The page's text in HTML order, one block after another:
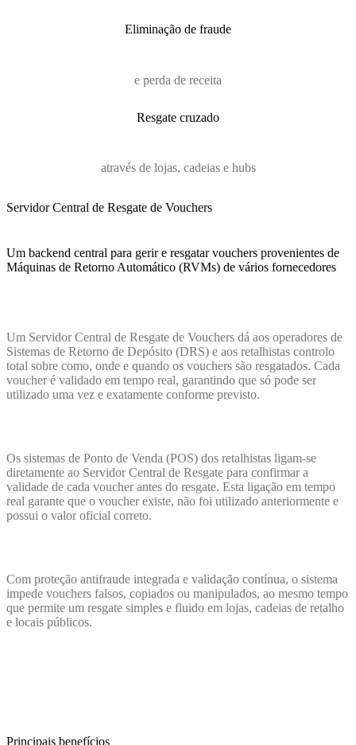
Eliminação de fraude
e perda de receita
Resgate cruzado
através de lojas, cadeias e hubs
Servidor Central de Resgate de Vouchers
Um backend central para gerir e resgatar vouchers provenientes de
Máquinas de Retorno Automático (RVMs) de vários fornecedores
Um Servidor Central de Resgate de Vouchers dá aos operadores de
Sistemas de Retorno de Depósito (DRS) e aos retalhistas controlo
total sobre como, onde e quando os vouchers são resgatados. Cada
voucher é validado em tempo real, garantindo que só pode ser
utilizado uma vez e exatamente conforme previsto.
Os sistemas de Ponto de Venda (POS) dos retalhistas ligam‑se
diretamente ao Servidor Central de Resgate para confirmar a
validade de cada voucher antes do resgate. Esta ligação em tempo
real garante que o voucher existe, não foi utilizado anteriormente e
possui o valor oficial correto.
Com proteção antifraude integrada e validação contínua, o sistema
impede vouchers falsos, copiados ou manipulados, ao mesmo tempo
que permite um resgate simples e fluido em lojas, cadeias de retalho
e locais públicos.
Principais benefícios